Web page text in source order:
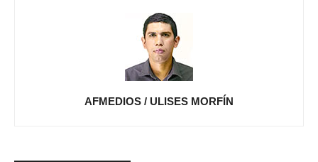
AFMEDIOS / ULISES MORFÍN